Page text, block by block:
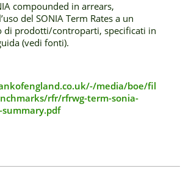
compounded in arrears,
del SONIA Term Rates a un
di prodotti/controparti, specificati in
(vedi fonti).
media/boe/fil
rfr/rfrwg-term-sonia-